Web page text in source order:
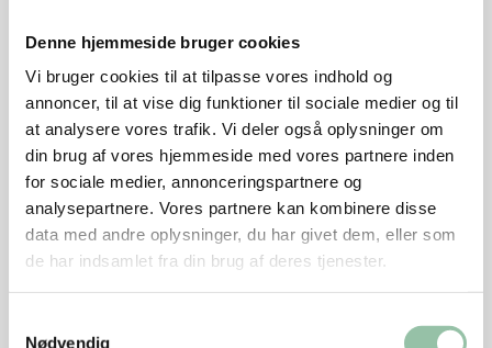
Denne hjemmeside bruger cookies
Vi bruger cookies til at tilpasse vores indhold og
annoncer, til at vise dig funktioner til sociale medier og til
at analysere vores trafik. Vi deler også oplysninger om
din brug af vores hjemmeside med vores partnere inden
for sociale medier, annonceringspartnere og
analysepartnere. Vores partnere kan kombinere disse
data med andre oplysninger, du har givet dem, eller som
de har indsamlet fra din brug af deres tjenester.
Nødvendig
Skærevejledning
Grundtilberedningsanvisning på pande